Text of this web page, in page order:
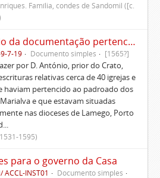
Família, condes de Sandomil ([c.
Inventário da documentação pertencente às igrejas que eram do padroado dos condes de Marialva
7-19 Documento simples [1565?]
por D. António, prior do Crato,
relativas cerca de 40 igrejas e
haviam pertencido ao padroado dos
e que estavam situadas
nas dioceses de Lamego, Porto
1595)
para o governo da Casa
ACCL-INST01
Documento simples